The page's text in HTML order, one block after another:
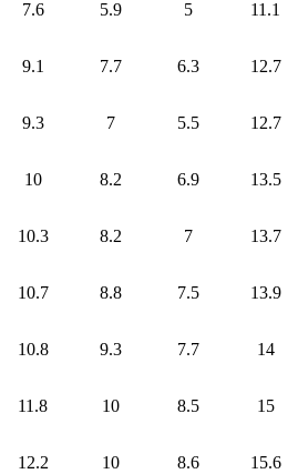
7.6 5.9 5 11.1
9.1 7.7 6.3 12.7
9.3 7 5.5 12.7
10 8.2 6.9 13.5
10.3 8.2 7 13.7
10.7 8.8 7.5 13.9
10.8 9.3 7.7 14
11.8 10 8.5 15
12.2 10 8.6 15.6